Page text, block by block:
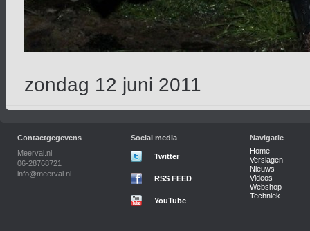
zondag 12 juni 2011
Contactgegevens
Meerval.nl
06-28768721
info@meerval.nl
Social media
Twitter
RSS FEED
YouTube
Navigatie
Home
Verslagen
Nieuws
Videos
Webshop
Techniek